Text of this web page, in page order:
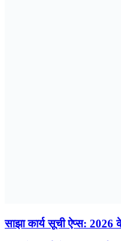
साझा कार्य सूची ऐप्स: 2026